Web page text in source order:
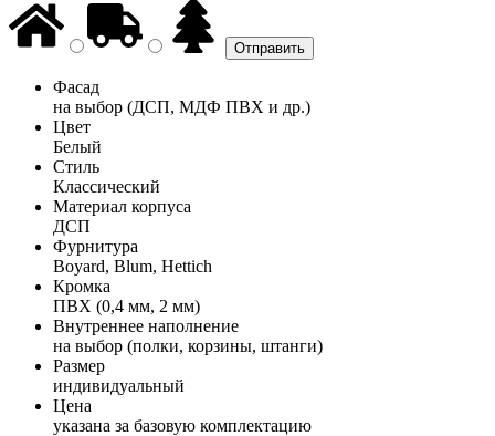
Фасад
на выбор (ДСП, МДФ ПВХ и др.)
Цвет
Белый
Стиль
Классический
Материал корпуса
ДСП
Фурнитура
Boyard, Blum, Hettich
Кромка
ПВХ (0,4 мм, 2 мм)
Внутреннее наполнение
на выбор (полки, корзины, штанги)
Размер
индивидуальный
Цена
указана за базовую комплектацию